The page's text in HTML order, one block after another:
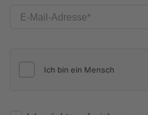
E-Mail-Adresse